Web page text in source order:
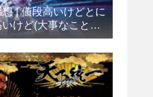
| 値段高いけどとに
けど(大事なことな